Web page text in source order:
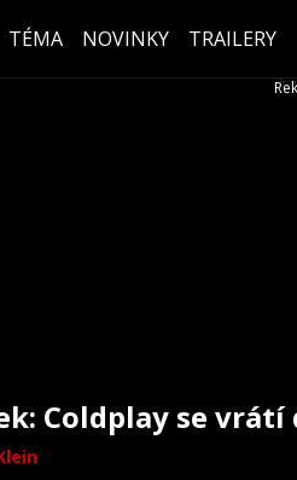
TÉMA NOVINKY TRAILERY
Coldplay se vrátí